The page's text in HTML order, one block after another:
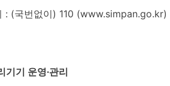
: (국번없이) 110 (www.simpan.go.kr)
기기 운영∙관리